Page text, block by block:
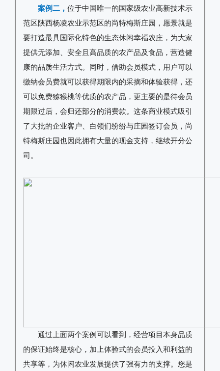
案例二， 位于中国唯一的国家级农业高新技术示
范区陕西杨凌农业示范区的尚特梅斯庄园，愿景就是
要打造最具国际化特色的生态休闲幸福农庄，为大家
提供无添加、安全且高品质的农产品及食品，营造健
康的品质生活方式。同时，借助会员模式，用户可以
缴纳会员费就可以获得期限内的采摘和体验获得，还
可以免费猕猴桃等优质的农产品，更主要的是待会员
期限过后，会归还部分的消费款。这条商业模式吸引
了大批的企业客户、白领们纷纷与庄园签订会员，尚
特梅斯庄园也因此拥有大量的现金支持，继续开分公
司。
通过上面两个案例可以看到，经营项目本身品质
的保证始终是核心，加上体验式的会员投入和利益的
共享等，为休闲农业发展提供了强有力的支撑。您是